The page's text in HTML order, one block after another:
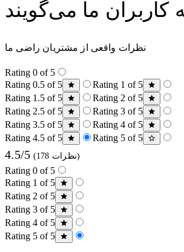
کاربران ما می‌گویند
نظرات واقعی از مشتریان راضی ما
Rating 0 of 5
Rating 0.5 of 5
Rating 1 of 5
Rating 1.5 of 5
Rating 2 of 5
Rating 2.5 of 5
Rating 3 of 5
Rating 3.5 of 5
Rating 4 of 5
Rating 4.5 of 5
Rating 5 of 5
4.5/5 (178 نظرات)
Rating 0 of 5
Rating 1 of 5
Rating 2 of 5
Rating 3 of 5
Rating 4 of 5
Rating 5 of 5